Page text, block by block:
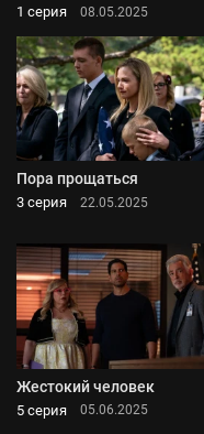
1 серия 08.05.2025
Пора прощаться
3 серия 22.05.2025
Жестокий человек
5 серия 05.06.2025